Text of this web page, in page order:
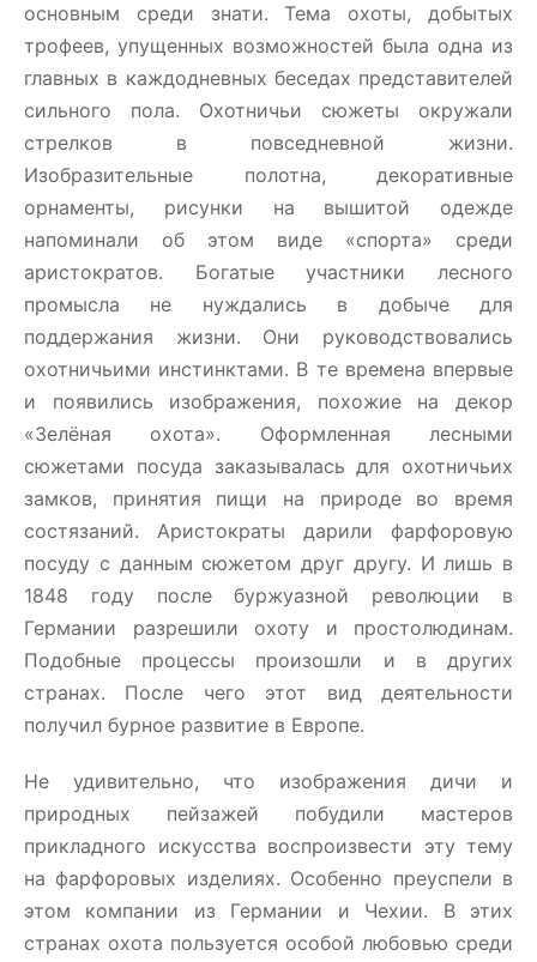
основным среди знати. Тема охоты, добытых
трофеев, упущенных возможностей была одна из
главных в каждодневных беседах представителей
сильного пола. Охотничьи сюжеты окружали
стрелков в повседневной жизни.
Изобразительные полотна, декоративные
орнаменты, рисунки на вышитой одежде
напоминали об этом виде «спорта» среди
аристократов. Богатые участники лесного
промысла не нуждались в добыче для
поддержания жизни. Они руководствовались
охотничьими инстинктами. В те времена впервые
и появились изображения, похожие на декор
«Зелёная охота». Оформленная лесными
сюжетами посуда заказывалась для охотничьих
замков, принятия пищи на природе во время
состязаний. Аристократы дарили фарфоровую
посуду с данным сюжетом друг другу. И лишь в
1848 году после буржуазной революции в
Германии разрешили охоту и простолюдинам.
Подобные процессы произошли и в других
странах. После чего этот вид деятельности
получил бурное развитие в Европе.
Не удивительно, что изображения дичи и
природных пейзажей побудили мастеров
прикладного искусства воспроизвести эту тему
на фарфоровых изделиях. Особенно преуспели в
этом компании из Германии и Чехии. В этих
странах охота пользуется особой любовью среди